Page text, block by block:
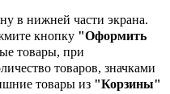
в нижней части экрана.
кнопку "Оформить
товары, при
товаров, значками
товары из "Корзины"